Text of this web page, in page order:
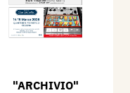
"ARCHIVIO"